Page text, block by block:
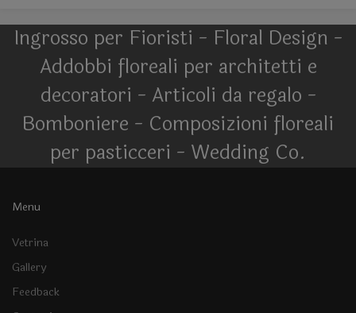
Ingrosso per Fioristi - Floral Design -
Addobbi floreali per architetti e
decoratori - Articoli da regalo -
Bomboniere - Composizioni floreali
per pasticceri - Wedding Co.
Menu
Vetrina
Gallery
Feedback